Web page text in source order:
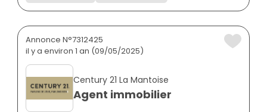
Annonce N°7312425
il y a environ 1 an (09/05/2025)
Century 21 La Mantoise
Agent immobilier